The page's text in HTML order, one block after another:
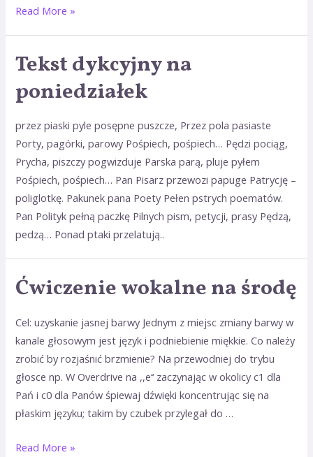
Read More »
Tekst dykcyjny na
poniedziałek
przez piaski pyle posępne puszcze, Przez pola pasiaste
Porty, pagórki, parowy Pośpiech, pośpiech… Pędzi pociąg,
Prycha, piszczy pogwizduje Parska parą, pluje pyłem
Pośpiech, pośpiech… Pan Pisarz przewozi papuge Patrycję –
poliglotkę. Pakunek pana Poety Pełen pstrych poematów.
Pan Polityk pełną paczkę Pilnych pism, petycji, prasy Pędzą,
pedzą… Ponad ptaki przelatują..
Ćwiczenie wokalne na środę
Cel: uzyskanie jasnej barwy Jednym z miejsc zmiany barwy w
kanale głosowym jest język i podniebienie miękkie. Co należy
zrobić by rozjaśnić brzmienie? Na przewodniej do trybu
głosce np. W Overdrive na ,,e‘‘ zaczynając w okolicy c1 dla
Pań i c0 dla Panów śpiewaj dźwięki koncentrując się na
płaskim języku; takim by czubek przylegał do …
Ćwiczenie
na
środę
Read More »